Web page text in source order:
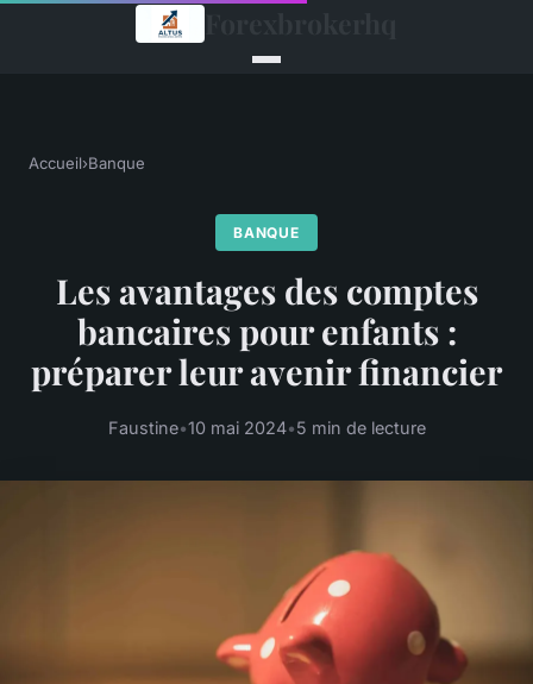
Accueil›Banque
BANQUE
Les avantages des comptes
bancaires pour enfants :
préparer leur avenir financier
Faustine•10 mai 2024•5 min de lecture